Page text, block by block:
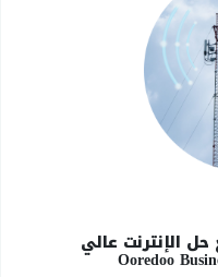
الإنترنت عالي